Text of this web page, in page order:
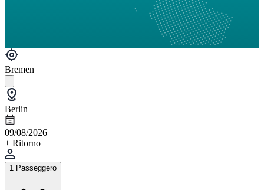
Bremen
Berlin
09/08/2026
+ Ritorno
1 Passeggero